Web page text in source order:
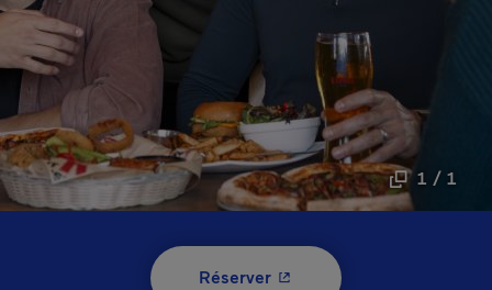
1 / 1
Réserver- Cet hyperlien s'ouvrira